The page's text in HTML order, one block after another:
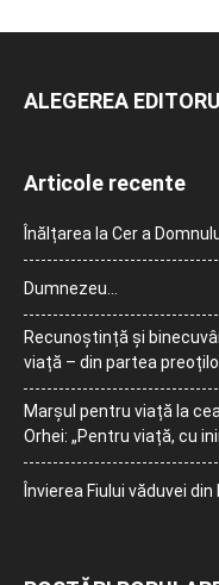
ALEGEREA
Articole recente
Înălțarea la Cer a
Dumnezeu…
Recunoștință și
viață – din partea
Marșul pentru viață la
Orhei: „Pentru viață, cu
Învierea Fiului văduvei din